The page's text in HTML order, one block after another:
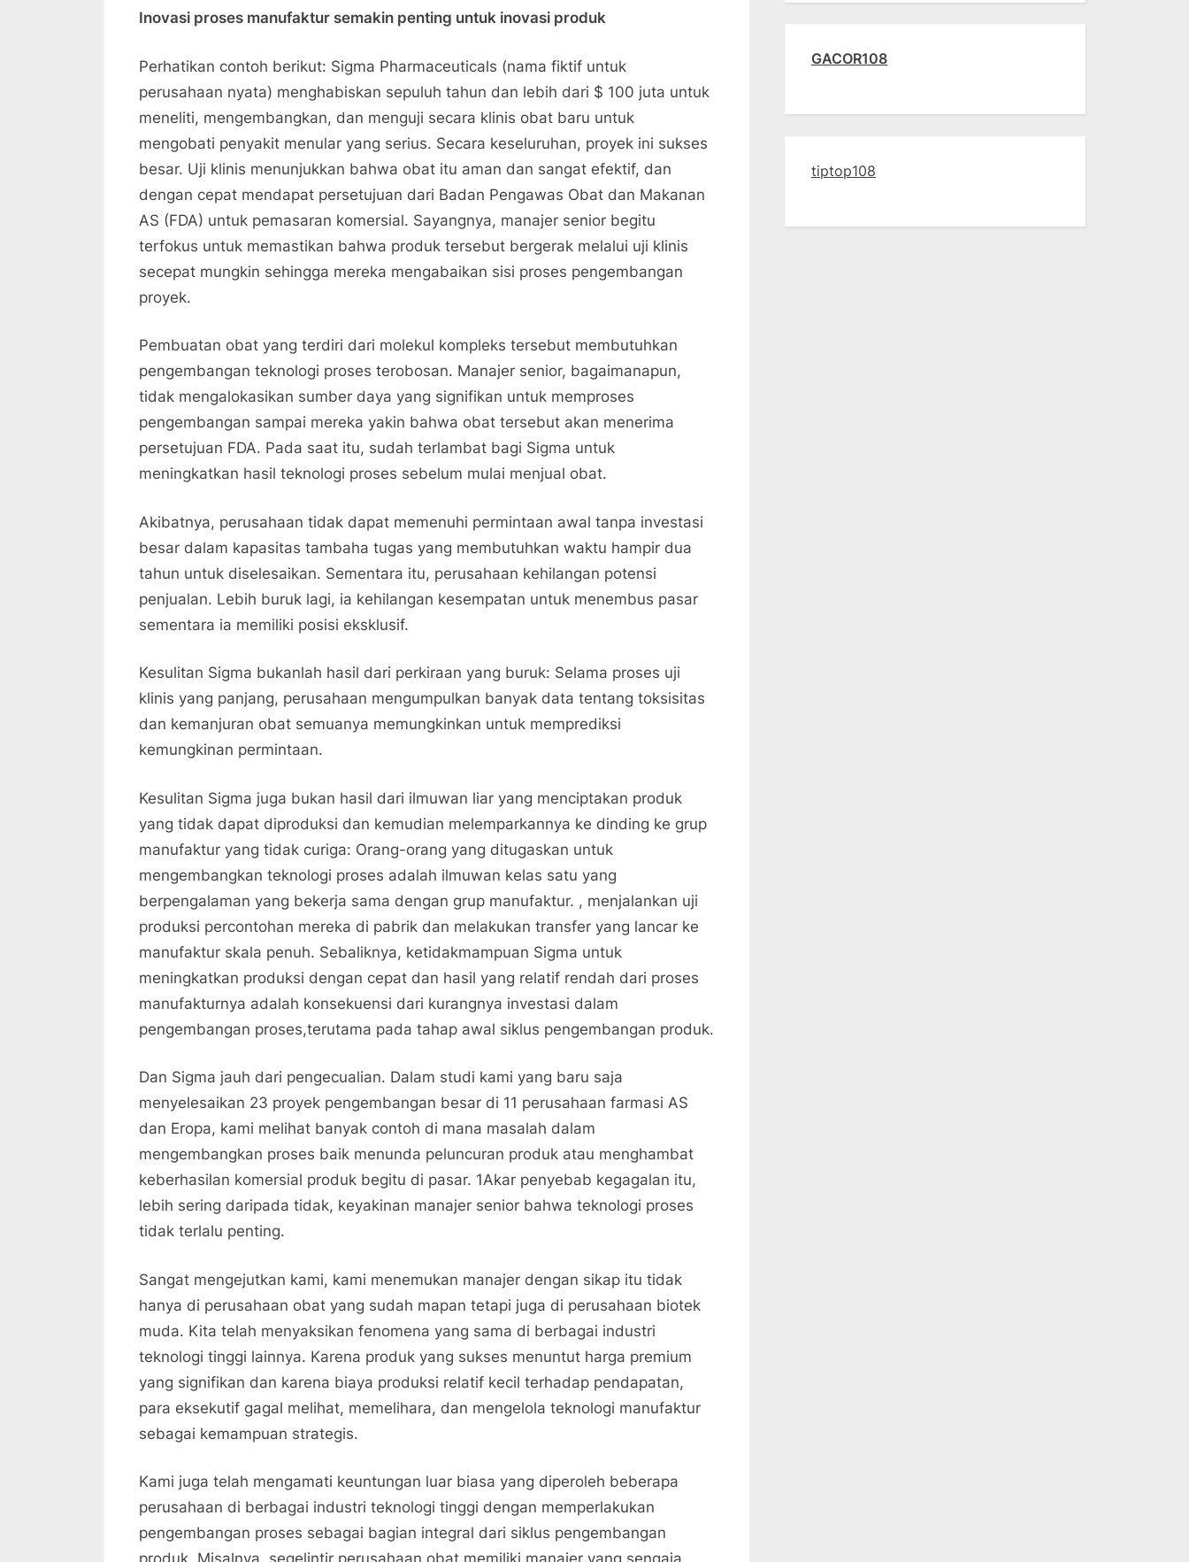
Inovasi proses manufaktur semakin penting untuk inovasi produk
Perhatikan contoh berikut: Sigma Pharmaceuticals (nama fiktif untuk
perusahaan nyata) menghabiskan sepuluh tahun dan lebih dari $ 100 juta untuk
meneliti, mengembangkan, dan menguji secara klinis obat baru untuk
mengobati penyakit menular yang serius. Secara keseluruhan, proyek ini sukses
besar. Uji klinis menunjukkan bahwa obat itu aman dan sangat efektif, dan
dengan cepat mendapat persetujuan dari Badan Pengawas Obat dan Makanan
AS (FDA) untuk pemasaran komersial. Sayangnya, manajer senior begitu
terfokus untuk memastikan bahwa produk tersebut bergerak melalui uji klinis
secepat mungkin sehingga mereka mengabaikan sisi proses pengembangan
proyek.
Pembuatan obat yang terdiri dari molekul kompleks tersebut membutuhkan
pengembangan teknologi proses terobosan. Manajer senior, bagaimanapun,
tidak mengalokasikan sumber daya yang signifikan untuk memproses
pengembangan sampai mereka yakin bahwa obat tersebut akan menerima
persetujuan FDA. Pada saat itu, sudah terlambat bagi Sigma untuk
meningkatkan hasil teknologi proses sebelum mulai menjual obat.
Akibatnya, perusahaan tidak dapat memenuhi permintaan awal tanpa investasi
besar dalam kapasitas tambaha tugas yang membutuhkan waktu hampir dua
tahun untuk diselesaikan. Sementara itu, perusahaan kehilangan potensi
penjualan. Lebih buruk lagi, ia kehilangan kesempatan untuk menembus pasar
sementara ia memiliki posisi eksklusif.
Kesulitan Sigma bukanlah hasil dari perkiraan yang buruk: Selama proses uji
klinis yang panjang, perusahaan mengumpulkan banyak data tentang toksisitas
dan kemanjuran obat semuanya memungkinkan untuk memprediksi
kemungkinan permintaan.
Kesulitan Sigma juga bukan hasil dari ilmuwan liar yang menciptakan produk
yang tidak dapat diproduksi dan kemudian melemparkannya ke dinding ke grup
manufaktur yang tidak curiga: Orang-orang yang ditugaskan untuk
mengembangkan teknologi proses adalah ilmuwan kelas satu yang
berpengalaman yang bekerja sama dengan grup manufaktur. , menjalankan uji
produksi percontohan mereka di pabrik dan melakukan transfer yang lancar ke
manufaktur skala penuh. Sebaliknya, ketidakmampuan Sigma untuk
meningkatkan produksi dengan cepat dan hasil yang relatif rendah dari proses
manufakturnya adalah konsekuensi dari kurangnya investasi dalam
pengembangan proses,terutama pada tahap awal siklus pengembangan produk.
Dan Sigma jauh dari pengecualian. Dalam studi kami yang baru saja
menyelesaikan 23 proyek pengembangan besar di 11 perusahaan farmasi AS
dan Eropa, kami melihat banyak contoh di mana masalah dalam
mengembangkan proses baik menunda peluncuran produk atau menghambat
keberhasilan komersial produk begitu di pasar. 1Akar penyebab kegagalan itu,
lebih sering daripada tidak, keyakinan manajer senior bahwa teknologi proses
tidak terlalu penting.
Sangat mengejutkan kami, kami menemukan manajer dengan sikap itu tidak
hanya di perusahaan obat yang sudah mapan tetapi juga di perusahaan biotek
muda. Kita telah menyaksikan fenomena yang sama di berbagai industri
teknologi tinggi lainnya. Karena produk yang sukses menuntut harga premium
yang signifikan dan karena biaya produksi relatif kecil terhadap pendapatan,
para eksekutif gagal melihat, memelihara, dan mengelola teknologi manufaktur
sebagai kemampuan strategis.
Kami juga telah mengamati keuntungan luar biasa yang diperoleh beberapa
perusahaan di berbagai industri teknologi tinggi dengan memperlakukan
pengembangan proses sebagai bagian integral dari siklus pengembangan
GACOR108
tiptop108